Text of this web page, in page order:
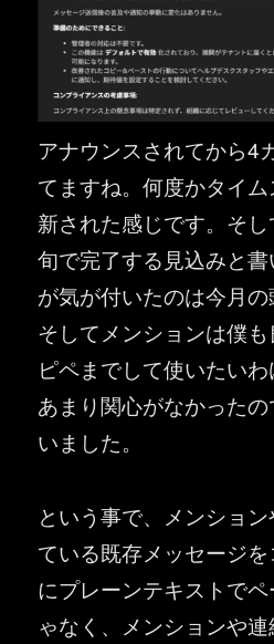
アナウンスされてから4
てますね。何度かタイ
新された感じです。そ
旬で完了する見込みと
が気が付いたのは今月の
そしてメンションは僕
ピペまでして使いたいわ
あまり関心がなかった
いました。
という事で、メンショ
ている既存メッセージ
にプレーンテキストで
ゃなく、メンションや